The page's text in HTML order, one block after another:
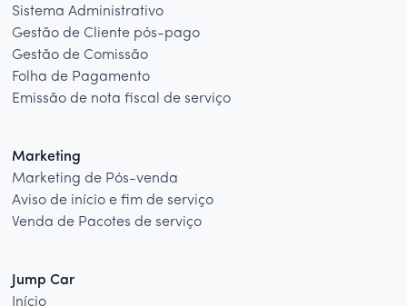
Sistema Administrativo
Gestão de Cliente pós-pago
Gestão de Comissão
Folha de Pagamento
Emissão de nota fiscal de serviço
Marketing
Marketing de Pós-venda
Aviso de início e fim de serviço
Venda de Pacotes de serviço
Jump Car
Início